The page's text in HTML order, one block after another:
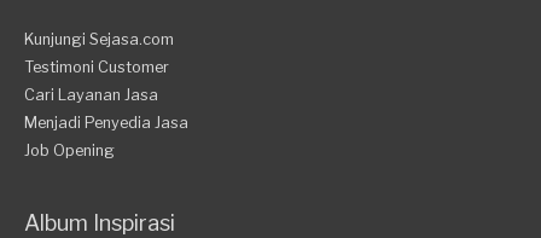
Kunjungi Sejasa.com
Testimoni Customer
Cari Layanan Jasa
Menjadi Penyedia Jasa
Job Opening
Album Inspirasi